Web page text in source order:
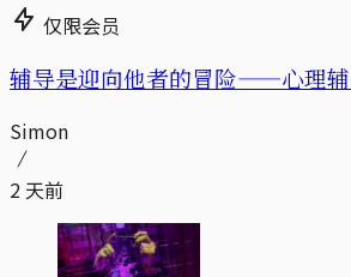
仅限会员
辅导是迎向他者的冒险——心理
Simon
2 天前